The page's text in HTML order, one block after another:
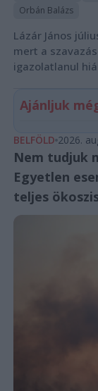
Orbán Balázs
Lázár János
mert a
igazolatlanul
Ajánljuk
BELFÖLD 2026.
Nem tudjuk
Egyetlen
teljes